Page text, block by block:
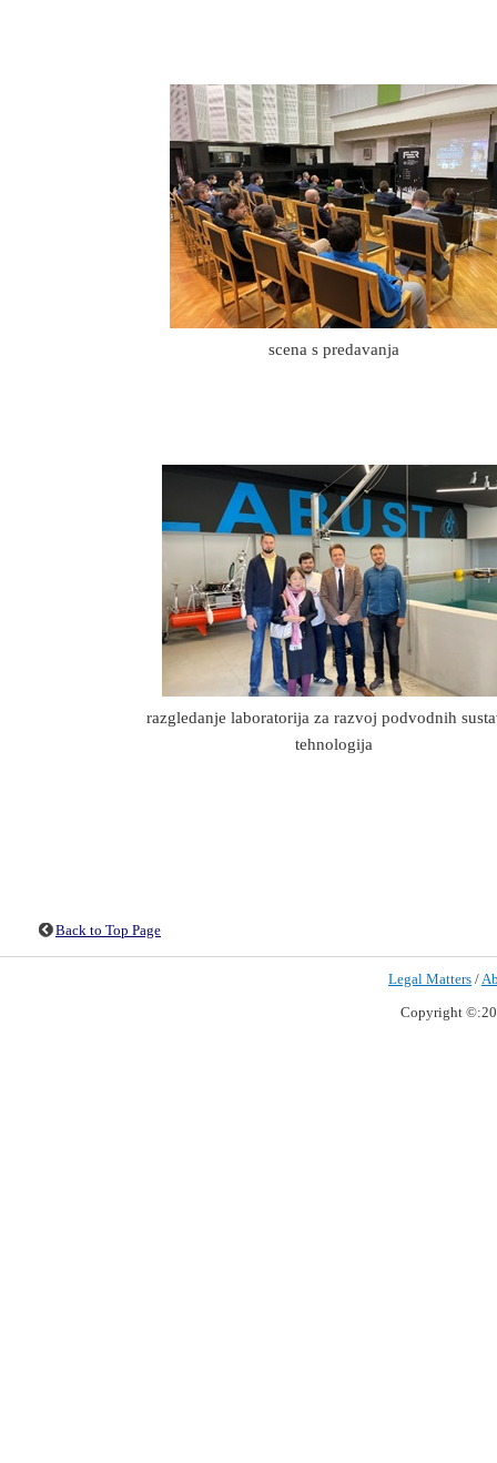
scena s predavanja
razgledanje laboratorija za razvoj podvodnih
tehnologija
Back to Top Page
Legal Matters /
Copyright